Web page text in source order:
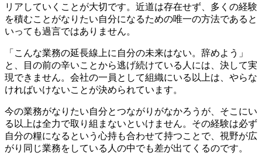
リアしていくことが大切です。近道は存在せず、多くの経験
を積むことがなりたい自分になるための唯一の方法であると
いっても過言ではありません。
「こんな業務の延長線上に自分の未来はない。辞めよう」
と、目の前の辛いことから逃げ続けている人には、決して実
現できません。会社の一員として組織にいる以上は、やらな
ければいけないことが決められています。
今の業務がなりたい自分とつながりがなかろうが、そこにい
る以上は全力で取り組まないといけません。その経験は必ず
自分の糧になるという心持も合わせて持つことで、視野が広
がり同じ業務をしている人の中でも差が出てくるのです。